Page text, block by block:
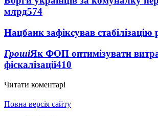
млрд574
Нацбанк зафіксував стабілізацію
ГрошіЯк ФОП оптимізувати
фіскалізації410
Читати коментарі
Повна версія сайту